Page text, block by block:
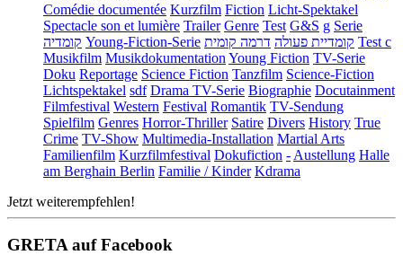
Comédie documentée Kurzfilm Fiction Licht-Spektakel
Spectacle son et lumière Trailer Genre Test G&S g Serie
קומדיה Young-Fiction-Serie קומדיית פעולה דרמה קומית
Test c
Musikfilm Musikdokumentation Young Fiction TV-Serie
Doku Reportage Science Fiction Tanzfilm Science-Fiction
Lichtspektakel sdf Drama TV-Serie Biographie Docutainment
Filmfestival Western Festival Romantik TV-Sendung
Spielfilm Genres Horror-Thriller Satire Divers History True
Crime TV-Show Multimedia-Installation Martial Arts
Familienfilm Kurzfilmfestival Dokufiction - Austellung Halle
am Berghain Berlin Familie / Kinder Kdrama
Jetzt weiterempfehlen!
GRETA auf Facebook